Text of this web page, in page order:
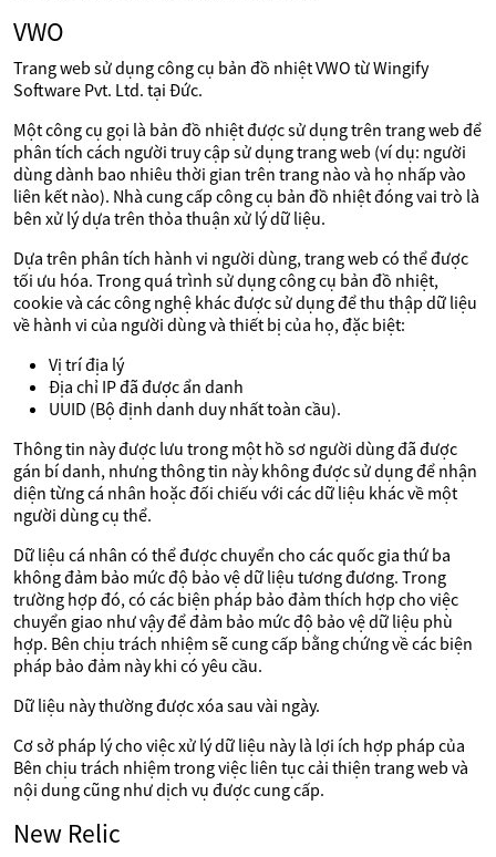
VWO
Trang web sử dụng công cụ bản đồ nhiệt VWO từ Wingify
Software Pvt. Ltd. tại Đức.
Một công cụ gọi là bản đồ nhiệt được sử dụng trên trang web để
phân tích cách người truy cập sử dụng trang web (ví dụ: người
dùng dành bao nhiêu thời gian trên trang nào và họ nhấp vào
liên kết nào). Nhà cung cấp công cụ bản đồ nhiệt đóng vai trò là
bên xử lý dựa trên thỏa thuận xử lý dữ liệu.
Dựa trên phân tích hành vi người dùng, trang web có thể được
tối ưu hóa. Trong quá trình sử dụng công cụ bản đồ nhiệt,
cookie và các công nghệ khác được sử dụng để thu thập dữ liệu
về hành vi của người dùng và thiết bị của họ, đặc biệt:
Vị trí địa lý
Địa chỉ IP đã được ẩn danh
UUID (Bộ định danh duy nhất toàn cầu).
Thông tin này được lưu trong một hồ sơ người dùng đã được
gán bí danh, nhưng thông tin này không được sử dụng để nhận
diện từng cá nhân hoặc đối chiếu với các dữ liệu khác về một
người dùng cụ thể.
Dữ liệu cá nhân có thể được chuyển cho các quốc gia thứ ba
không đảm bảo mức độ bảo vệ dữ liệu tương đương. Trong
trường hợp đó, có các biện pháp bảo đảm thích hợp cho việc
chuyển giao như vậy để đảm bảo mức độ bảo vệ dữ liệu phù
hợp. Bên chịu trách nhiệm sẽ cung cấp bằng chứng về các biện
pháp bảo đảm này khi có yêu cầu.
Dữ liệu này thường được xóa sau vài ngày.
Cơ sở pháp lý cho việc xử lý dữ liệu này là lợi ích hợp pháp của
Bên chịu trách nhiệm trong việc liên tục cải thiện trang web và
nội dung cũng như dịch vụ được cung cấp.
New Relic